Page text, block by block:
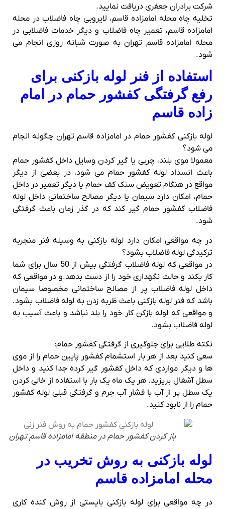
شرکت برادران جعفری دریافت نمایید.
تخلیه چاه محله امامزاده قاسم، لایروبی چاه فاضلاب در محله
امامزاده قاسم، تعمیر چاه فاضلاب و دیگر خدمات فاضلابی در
محله امامزاده قاسم تهران به صورت شبانه روزی انجام می
شود.
استفاده از فنر لوله بازکنی برای
رفع گرفتگی کفشور حمام در امام
زاده قاسم
لوله بازکنی کفشور حمام در امامزاده قاسم تهران چگونه انجام
می شود؟
معمولا موی بلند، چربی یا گیر کردن وسایل داخل کفشور حمام
باعث انسداد لوله کفشور حمام می شود، در بعضی از دیگر
مواقع در هنگام تعویض سنک کف حمام یا دیگر تعمیر در داخل
حمام، امکان دارد سیمان یا دیگر مصالح ساختمانی داخل لوله
فاضلاب کفشور حمام گیر کند که در گذر زمان باعث گرفتگی
شود.
در چه مواقعی امکان دارد لوله بازکنی به وسیله فنر منجربه
ترکیدگی لوله فاضلاب بشود؟
در مواقعی که لوله فاضلاب گرفتگی بیش از 50 سال برای شما
کار بکند و حالت نگهداری خود را از دست بدهد.و در مواقعی که
داخل لوله فاضلاب پر از مصالح ساختمانی مخصوصا سیمان
باشد که فنر لوله بازکنی باعث ظربه زدن به لوله فاضلاب بشود.
و مواقعی که لوله بازکن کار خود را بلد نباشد و باعث آسیب به
لوله فاضلاب بشود.
نکته طلایی برای جلوگیری از گرفتگی کفشور حمام:
سعی کنید بعد از هر بار استشمام کفشور پایین حمام را از موی
ها و دیگر مواردی که داخل کفشور گیر کرده جدا کنید و داخل
سطل آشغال بریزید. هر یک ماه یک بار با استفاده از خالی کردن
یک سطل پر از آب با فشار آب جرم و گرفتگی قبلی لوله کفشور
حمام را از نابود کنید.
باز کردن کفشور حمام در منطقه امامزاده قاسم تهران
لوله بازکنی به روش تخریب در
محله امامزاده قاسم
در چه مواقعی برای لوله بازکنی بایستی از روش کنده کاری